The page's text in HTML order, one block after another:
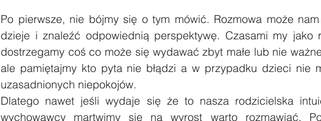
Po pierwsze, nie bójmy się o tym mówić. Rozmowa może
dzieje i znaleźć odpowiednią perspektywę. Czasami my jako
dostrzegamy coś co może się wydawać zbyt małe lub nie
ale pamiętajmy kto pyta nie błądzi a w przypadku dzieci nie
uzasadnionych niepokojów.
Dlatego nawet jeśli wydaje się że to nasza rodzicielska
wychowawcy martwimy się na wyrost warto rozmawiać.